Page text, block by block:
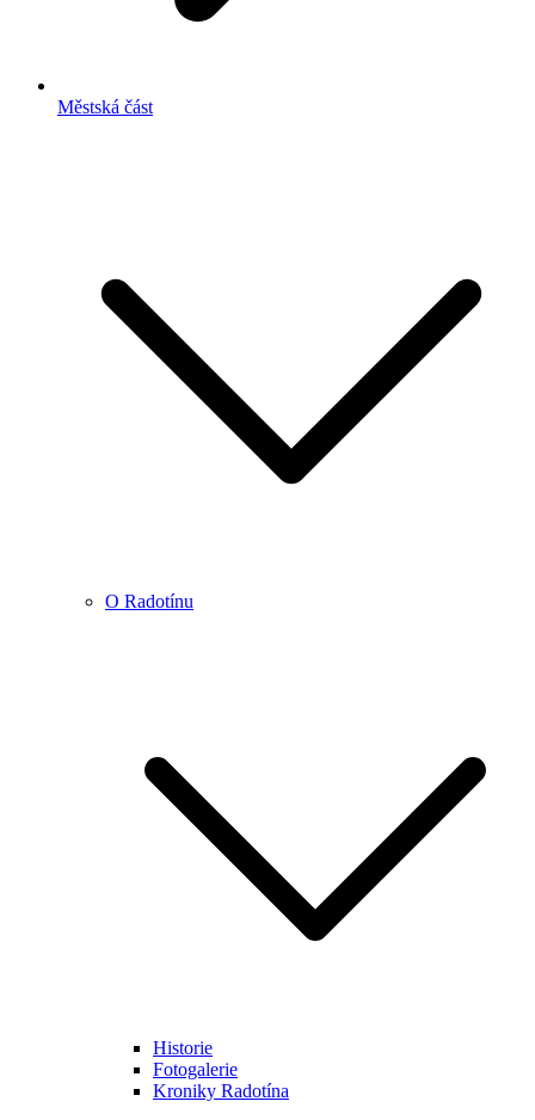
Městská část
O Radotínu
Historie
Fotogalerie
Kroniky Radotína